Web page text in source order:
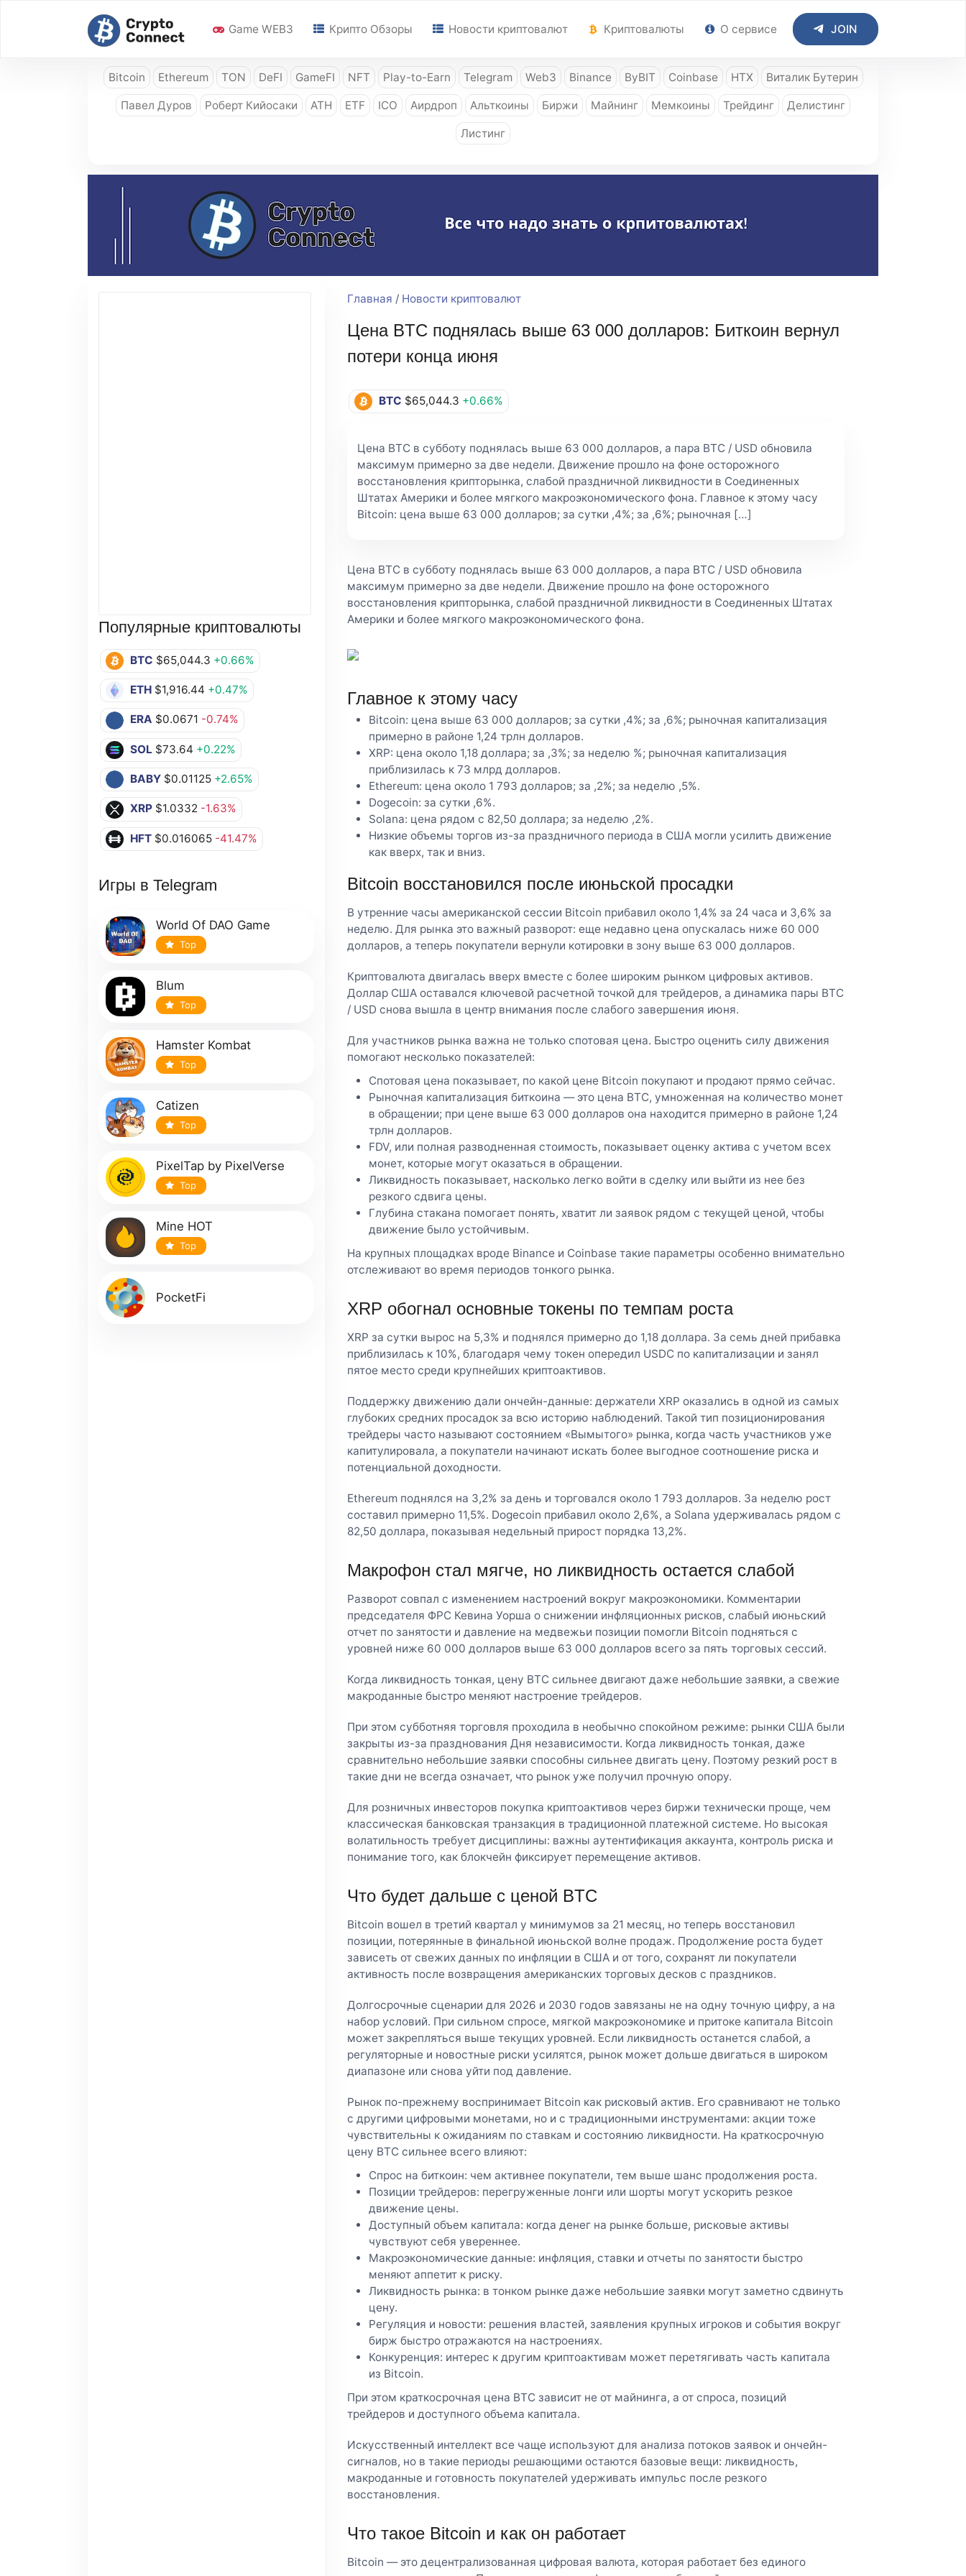
Game WEB3 Крипто Обзоры Новости криптовалют Криптовалюты О сервисе JOIN
Bitcoin Ethereum TON DeFI GameFI NFT Play-to-Earn Telegram Web3 Binance ByBIT Coinbase HTX Виталик Бутерин
Павел Дуров Роберт Кийосаки ATH ETF ICO Аирдроп Альткоины Биржи Майнинг Мемкоины Трейдинг Делистинг
Листинг
Популярные криптовалюты
BTC $65,044.3 +0.66%
ETH $1,916.44 +0.47%
ERA $0.0671 -0.74%
SOL $73.64 +0.22%
BABY $0.01125 +2.65%
XRP $1.0332 -1.63%
HFT $0.016065 -41.47%
Игры в Telegram
World Of DAO Game
Top
Blum
Top
Hamster Kombat
Top
Catizen
Top
PixelTap by PixelVerse
Top
Mine HOT
Top
PocketFi
Главная / Новости криптовалют
Цена BTC поднялась выше 63 000 долларов: Биткоин вернул
потери конца июня
BTC $65,044.3 +0.66%
Цена BTC в субботу поднялась выше 63 000 долларов, а пара BTC / USD обновила
максимум примерно за две недели. Движение прошло на фоне осторожного
восстановления крипторынка, слабой праздничной ликвидности в Соединенных
Штатах Америки и более мягкого макроэкономического фона. Главное к этому часу
Bitcoin: цена выше 63 000 долларов; за сутки ,4%; за ,6%; рыночная […]
Цена BTC в субботу поднялась выше 63 000 долларов, а пара BTC / USD обновила
максимум примерно за две недели. Движение прошло на фоне осторожного
восстановления крипторынка, слабой праздничной ликвидности в Соединенных Штатах
Америки и более мягкого макроэкономического фона.
Главное к этому часу
Bitcoin: цена выше 63 000 долларов; за сутки ,4%; за ,6%; рыночная капитализация
примерно в районе 1,24 трлн долларов.
XRP: цена около 1,18 доллара; за ,3%; за неделю %; рыночная капитализация
приблизилась к 73 млрд долларов.
Ethereum: цена около 1 793 долларов; за ,2%; за неделю ,5%.
Dogecoin: за сутки ,6%.
Solana: цена рядом с 82,50 доллара; за неделю ,2%.
Низкие объемы торгов из-за праздничного периода в США могли усилить движение
как вверх, так и вниз.
Bitcoin восстановился после июньской просадки
В утренние часы американской сессии Bitcoin прибавил около 1,4% за 24 часа и 3,6% за
неделю. Для рынка это важный разворот: еще недавно цена опускалась ниже 60 000
долларов, а теперь покупатели вернули котировки в зону выше 63 000 долларов.
Криптовалюта двигалась вверх вместе с более широким рынком цифровых активов.
Доллар США оставался ключевой расчетной точкой для трейдеров, а динамика пары BTC
/ USD снова вышла в центр внимания после слабого завершения июня.
Для участников рынка важна не только спотовая цена. Быстро оценить силу движения
помогают несколько показателей:
Спотовая цена показывает, по какой цене Bitcoin покупают и продают прямо сейчас.
Рыночная капитализация биткоина — это цена BTC, умноженная на количество монет
в обращении; при цене выше 63 000 долларов она находится примерно в районе 1,24
трлн долларов.
FDV, или полная разводненная стоимость, показывает оценку актива с учетом всех
монет, которые могут оказаться в обращении.
Ликвидность показывает, насколько легко войти в сделку или выйти из нее без
резкого сдвига цены.
Глубина стакана помогает понять, хватит ли заявок рядом с текущей ценой, чтобы
движение было устойчивым.
На крупных площадках вроде Binance и Coinbase такие параметры особенно внимательно
отслеживают во время периодов тонкого рынка.
XRP обогнал основные токены по темпам роста
XRP за сутки вырос на 5,3% и поднялся примерно до 1,18 доллара. За семь дней прибавка
приблизилась к 10%, благодаря чему токен опередил USDC по капитализации и занял
пятое место среди крупнейших криптоактивов.
Поддержку движению дали ончейн-данные: держатели XRP оказались в одной из самых
глубоких средних просадок за всю историю наблюдений. Такой тип позиционирования
трейдеры часто называют состоянием «Вымытого» рынка, когда часть участников уже
капитулировала, а покупатели начинают искать более выгодное соотношение риска и
потенциальной доходности.
Ethereum поднялся на 3,2% за день и торговался около 1 793 долларов. За неделю рост
составил примерно 11,5%. Dogecoin прибавил около 2,6%, а Solana удерживалась рядом с
82,50 доллара, показывая недельный прирост порядка 13,2%.
Макрофон стал мягче, но ликвидность остается слабой
Разворот совпал с изменением настроений вокруг макроэкономики. Комментарии
председателя ФРС Кевина Уорша о снижении инфляционных рисков, слабый июньский
отчет по занятости и давление на медвежьи позиции помогли Bitcoin подняться с
уровней ниже 60 000 долларов выше 63 000 долларов всего за пять торговых сессий.
Когда ликвидность тонкая, цену BTC сильнее двигают даже небольшие заявки, а свежие
макроданные быстро меняют настроение трейдеров.
При этом субботняя торговля проходила в необычно спокойном режиме: рынки США были
закрыты из-за празднования Дня независимости. Когда ликвидность тонкая, даже
сравнительно небольшие заявки способны сильнее двигать цену. Поэтому резкий рост в
такие дни не всегда означает, что рынок уже получил прочную опору.
Для розничных инвесторов покупка криптоактивов через биржи технически проще, чем
классическая банковская транзакция в традиционной платежной системе. Но высокая
волатильность требует дисциплины: важны аутентификация аккаунта, контроль риска и
понимание того, как блокчейн фиксирует перемещение активов.
Что будет дальше с ценой BTC
Bitcoin вошел в третий квартал у минимумов за 21 месяц, но теперь восстановил
позиции, потерянные в финальной июньской волне продаж. Продолжение роста будет
зависеть от свежих данных по инфляции в США и от того, сохранят ли покупатели
активность после возвращения американских торговых десков с праздников.
Долгосрочные сценарии для 2026 и 2030 годов завязаны не на одну точную цифру, а на
набор условий. При сильном спросе, мягкой макроэкономике и притоке капитала Bitcoin
может закрепляться выше текущих уровней. Если ликвидность останется слабой, а
регуляторные и новостные риски усилятся, рынок может дольше двигаться в широком
диапазоне или снова уйти под давление.
Рынок по-прежнему воспринимает Bitcoin как рисковый актив. Его сравнивают не только
с другими цифровыми монетами, но и с традиционными инструментами: акции тоже
чувствительны к ожиданиям по ставкам и состоянию ликвидности. На краткосрочную
цену BTC сильнее всего влияют:
Спрос на биткоин: чем активнее покупатели, тем выше шанс продолжения роста.
Позиции трейдеров: перегруженные лонги или шорты могут ускорить резкое
движение цены.
Доступный объем капитала: когда денег на рынке больше, рисковые активы
чувствуют себя увереннее.
Макроэкономические данные: инфляция, ставки и отчеты по занятости быстро
меняют аппетит к риску.
Ликвидность рынка: в тонком рынке даже небольшие заявки могут заметно сдвинуть
цену.
Регуляция и новости: решения властей, заявления крупных игроков и события вокруг
бирж быстро отражаются на настроениях.
Конкуренция: интерес к другим криптоактивам может перетягивать часть капитала
из Bitcoin.
При этом краткосрочная цена BTC зависит не от майнинга, а от спроса, позиций
трейдеров и доступного объема капитала.
Искусственный интеллект все чаще используют для анализа потоков заявок и ончейн-
сигналов, но в такие периоды решающими остаются базовые вещи: ликвидность,
макроданные и готовность покупателей удерживать импульс после резкого
восстановления.
Что такое Bitcoin и как он работает
Bitcoin — это децентрализованная цифровая валюта, которая работает без единого